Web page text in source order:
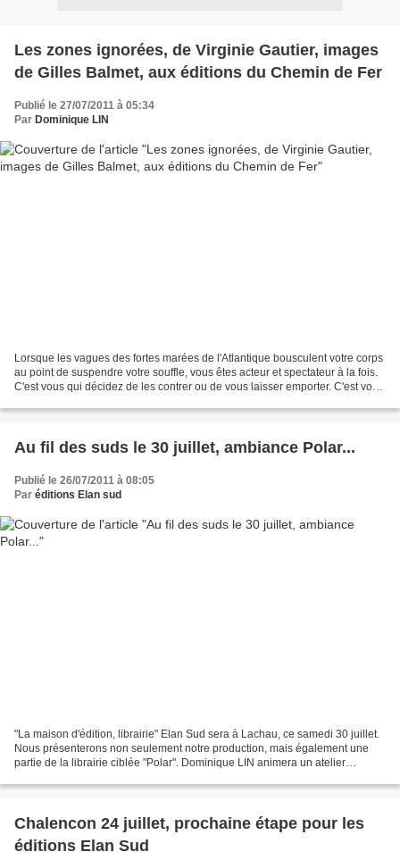
Les zones ignorées, de Virginie Gautier, images
de Gilles Balmet, aux éditions du Chemin de Fer
Publié le 27/07/2011 à 05:34
Par Dominique LIN
Lorsque les vagues des fortes marées de l'Atlantique bousculent votre corps
au point de suspendre votre souffle, vous êtes acteur et spectateur à la fois.
C'est vous qui décidez de les contrer ou de vous laisser emporter. C'est vous
Au fil des suds le 30 juillet, ambiance Polar...
Publié le 26/07/2011 à 08:05
Par éditions Elan sud
"La maison d'édition, librairie" Elan Sud sera à Lachau, ce samedi 30 juillet.
Nous présenterons non seulement notre production, mais également une
partie de la librairie ciblée "Polar". Dominique LIN animera un atelier
Chalencon 24 juillet, prochaine étape pour les
éditions Elan Sud